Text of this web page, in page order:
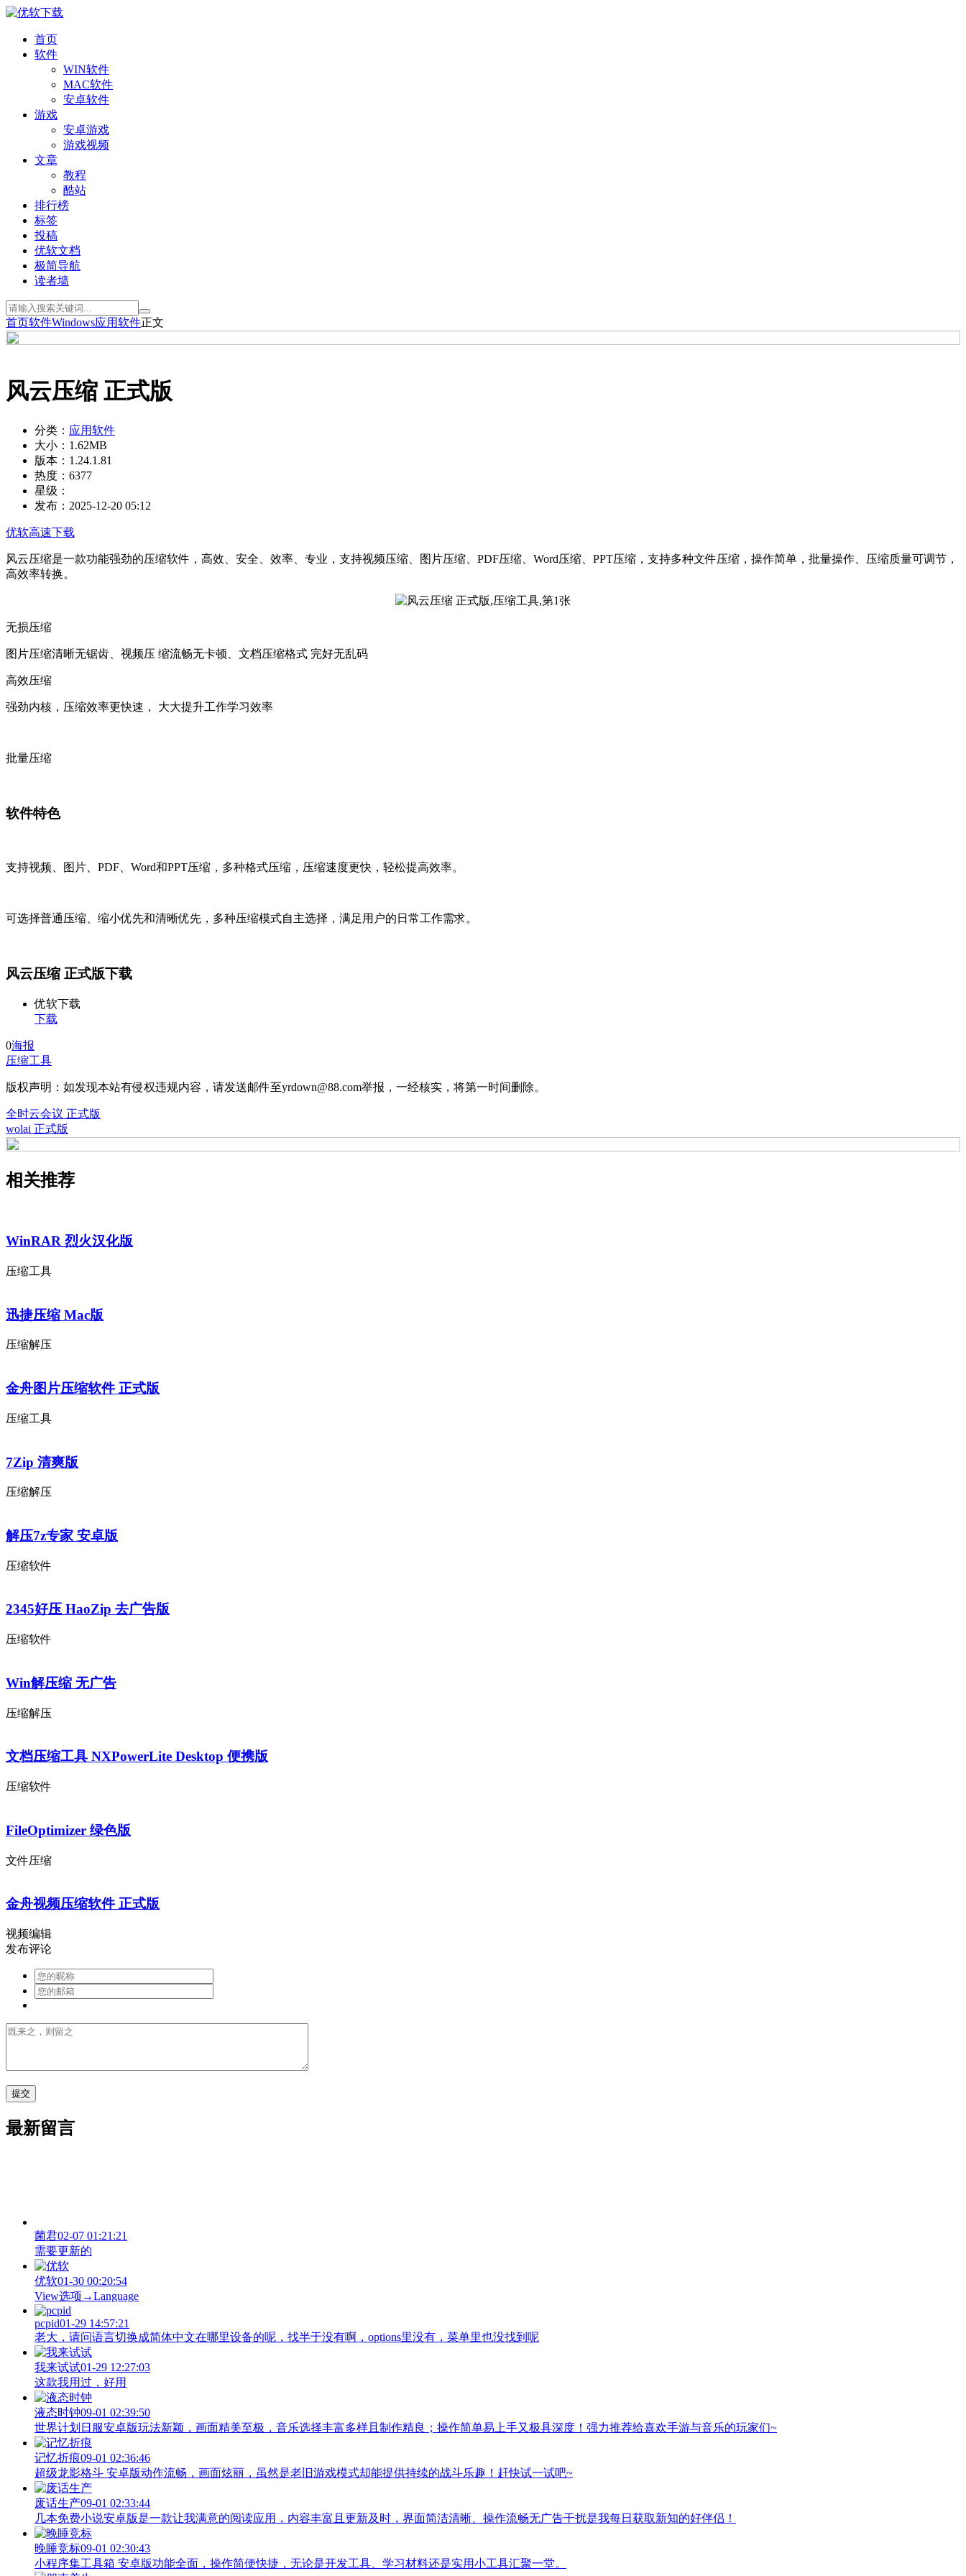
首页
软件
WIN软件
MAC软件
安卓软件
游戏
安卓游戏
游戏视频
文章
教程
酷站
排行榜
标签
投稿
优软文档
极简导航
读者墙
首页软件Windows应用软件正文
风云压缩 正式版
分类： 应用软件
大小： 1.62MB
版本： 1.24.1.81
热度： 6377
星级：
发布： 2025-12-20 05:12
优软高速下载
风云压缩是一款功能强劲的压缩软件，高效、安全、效率、专业，支持视频压缩、图片压缩、PDF压缩、Word压缩、PPT压缩，支持多种文件压缩，操作简单，批量操作、压缩质量可调节，
高效率转换。
无损压缩
图片压缩清晰无锯齿、视频压 缩流畅无卡顿、文档压缩格式 完好无乱码
高效压缩
强劲内核，压缩效率更快速， 大大提升工作学习效率
批量压缩
软件特色
支持视频、图片、PDF、Word和PPT压缩，多种格式压缩，压缩速度更快，轻松提高效率。
可选择普通压缩、缩小优先和清晰优先，多种压缩模式自主选择，满足用户的日常工作需求。
风云压缩 正式版下载
优软下载
下载
0海报
压缩工具
版权声明：如发现本站有侵权违规内容，请发送邮件至yrdown@88.com举报，一经核实，将第一时间删除。
全时云会议 正式版
wolai 正式版
相关推荐
WinRAR 烈火汉化版
压缩工具
迅捷压缩 Mac版
压缩解压
金舟图片压缩软件 正式版
压缩工具
7Zip 清爽版
压缩解压
解压7z专家 安卓版
压缩软件
2345好压 HaoZip 去广告版
压缩软件
Win解压缩 无广告
压缩解压
文档压缩工具 NXPowerLite Desktop 便携版
压缩软件
FileOptimizer 绿色版
文件压缩
金舟视频压缩软件 正式版
视频编辑
发布评论
最新留言
菌君02-07 01:21:21
需要更新的
优软01-30 00:20:54
View‌选项→Language
pcpid01-29 14:57:21
老大，请问语言切换成简体中文在哪里设备的呢，找半于没有啊，options里没有，菜单里也没找到呢
我来试试01-29 12:27:03
这款我用过，好用
液态时钟09-01 02:39:50
世界计划日服安卓版玩法新颖，画面精美至极，音乐选择丰富多样且制作精良；操作简单易上手又极具深度！强力推荐给喜欢手游与音乐的玩家们~
记忆折痕09-01 02:36:46
超级龙影格斗 安卓版动作流畅，画面炫丽，虽然是老旧游戏模式却能提供持续的战斗乐趣！赶快试一试吧~
废话生产09-01 02:33:44
几本免费小说安卓版是一款让我满意的阅读应用，内容丰富且更新及时，界面简洁清晰、操作流畅无广告干扰是我每日获取新知的好伴侣！
晚睡竞标09-01 02:30:43
小程序集工具箱 安卓版功能全面，操作简便快捷，无论是开发工具、学习材料还是实用小工具汇聚一堂。